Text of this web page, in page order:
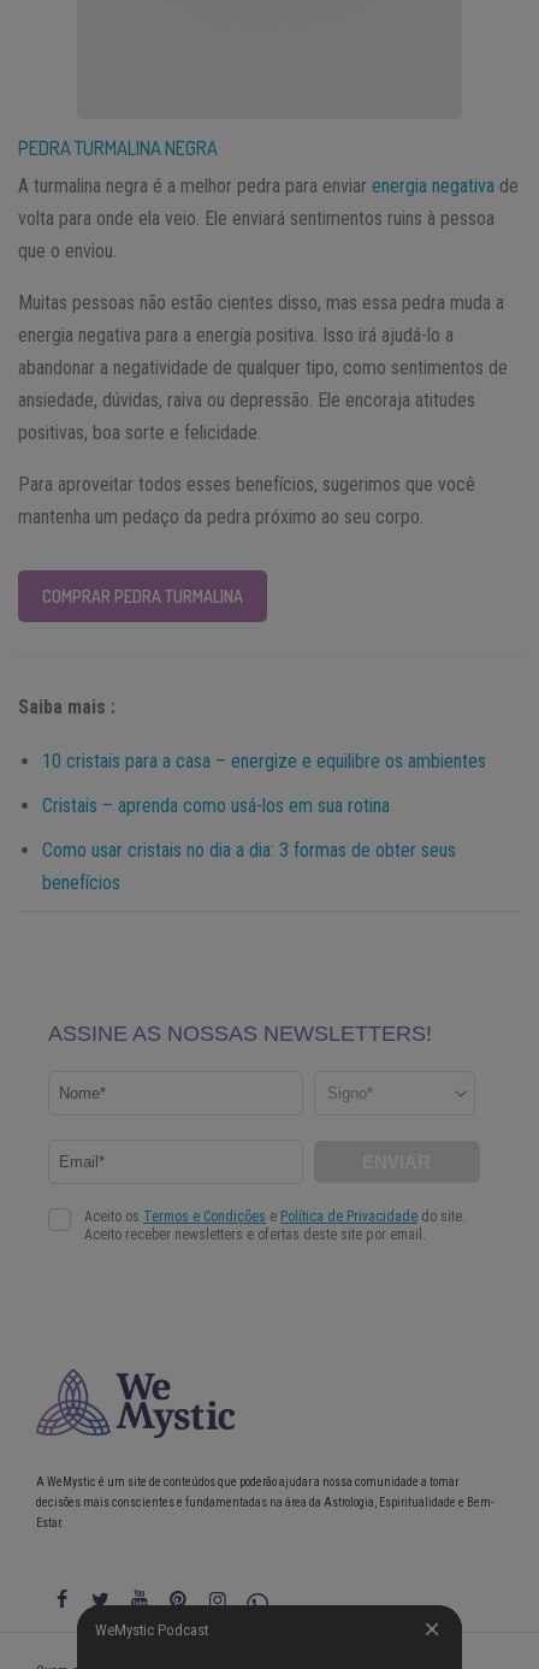
PEDRA TURMALINA NEGRA
A turmalina negra é a melhor pedra para enviar energia negativa de
volta para onde ela veio. Ele enviará sentimentos ruins à pessoa
que o enviou.
Muitas pessoas não estão cientes disso, mas essa pedra muda a
energia negativa para a energia positiva. Isso irá ajudá-lo a
abandonar a negatividade de qualquer tipo, como sentimentos de
ansiedade, dúvidas, raiva ou depressão. Ele encoraja atitudes
positivas, boa sorte e felicidade.
Para aproveitar todos esses benefícios, sugerimos que você
mantenha um pedaço da pedra próximo ao seu corpo.
COMPRAR PEDRA TURMALINA
Saiba mais :
10 cristais para a casa – energize e equilibre os ambientes
Cristais – aprenda como usá-los em sua rotina
Como usar cristais no dia a dia: 3 formas de obter seus
benefícios
WeMystic Podcast
A WeMystic é um site de conteúdos que poderão ajudar a nossa comunidade a tomar
decisões mais conscientes e fundamentadas na área da Astrologia, Espiritualidade e Bem-
Estar.
WeMystic Podcast